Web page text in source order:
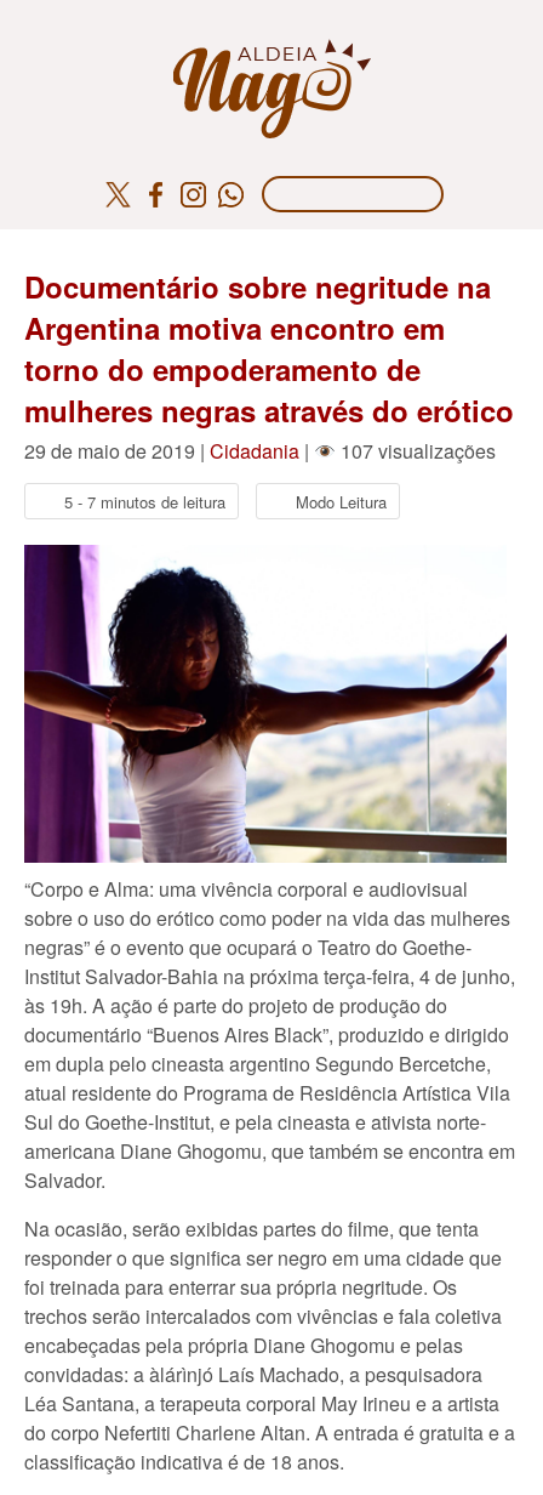
Documentário sobre negritude na
Argentina motiva encontro em
torno do empoderamento de
mulheres negras através do erótico
29 de maio de 2019 | Cidadania | 107 visualizações
5 - 7 minutos de leitura Modo Leitura
“Corpo e Alma: uma vivência corporal e audiovisual
sobre o uso do erótico como poder na vida das mulheres
negras” é o evento que ocupará o Teatro do Goethe-
Institut Salvador-Bahia na próxima terça-feira, 4 de junho,
às 19h. A ação é parte do projeto de produção do
documentário “Buenos Aires Black”, produzido e dirigido
em dupla pelo cineasta argentino Segundo Bercetche,
atual residente do Programa de Residência Artística Vila
Sul do Goethe-Institut, e pela cineasta e ativista norte-
americana Diane Ghogomu, que também se encontra em
Salvador.
Na ocasião, serão exibidas partes do filme, que tenta
responder o que significa ser negro em uma cidade que
foi treinada para enterrar sua própria negritude. Os
trechos serão intercalados com vivências e fala coletiva
encabeçadas pela própria Diane Ghogomu e pelas
convidadas: a àlárìnjó Laís Machado, a pesquisadora
Léa Santana, a terapeuta corporal May Irineu e a artista
do corpo Nefertiti Charlene Altan. A entrada é gratuita e a
classificação indicativa é de 18 anos.